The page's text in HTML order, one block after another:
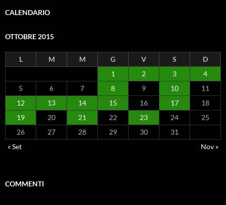
CALENDARIO
OTTOBRE 2015
L M M G V S
D
1
2 3
4
5
6 7 8 9 10
11
12
13 14 15 16 17
18
19
20 21 22 23 24
25
26
27 28 29 30
31
« Set
Nov »
COMMENTI